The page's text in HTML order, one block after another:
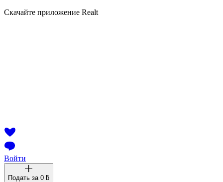
Скачайте приложение Realt
Войти
Подать за 0 ƃ